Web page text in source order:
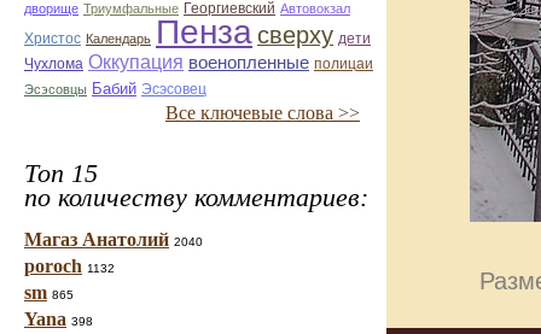
дворище Триумфальные Георгиевский Автовокзал
Христос Календарь Пензасверху дети
Чухлома Оккупация военопленные полицаи
Эсэсовцы Бабий Эсэсовец
Все ключевые слова >>
Топ 15
по количеству комментариев:
Магаз Анатолий 2040
poroch 1132
sm 865
Yana 398